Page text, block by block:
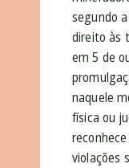
segundo
direito às
em 5 de
naquele
física ou
violações